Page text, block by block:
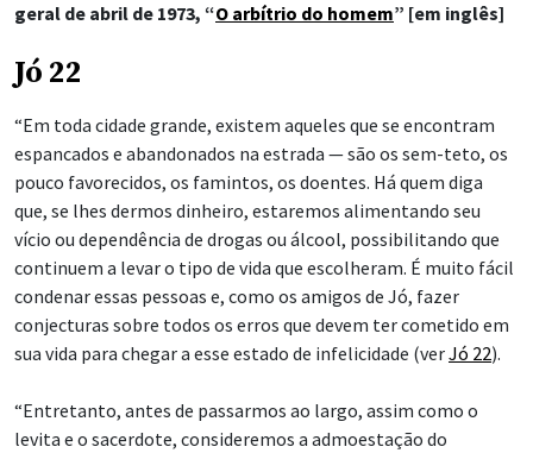
geral de abril de 1973, “O arbítrio do homem” [em inglês]
Jó 22
“Em toda cidade grande, existem aqueles que se encontram
espancados e abandonados na estrada — são os sem-teto, os
pouco favorecidos, os famintos, os doentes. Há quem diga
que, se lhes dermos dinheiro, estaremos alimentando seu
vício ou dependência de drogas ou álcool, possibilitando que
continuem a levar o tipo de vida que escolheram. É muito fácil
condenar essas pessoas e, como os amigos de Jó, fazer
conjecturas sobre todos os erros que devem ter cometido em
sua vida para chegar a esse estado de infelicidade (verJó 22).
“Entretanto, antes de passarmos ao largo, assim como o
levita e o sacerdote, consideremos a admoestação do